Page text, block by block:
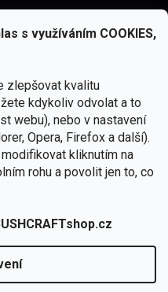
s využíváním COOKIES,
zlepšovat kvalitu
kdykoliv odvolat a to
webu), nebo v nastavení
Opera, Firefox a další).
kliknutím na
rohu a povolit jen to, co
. Všechna práva